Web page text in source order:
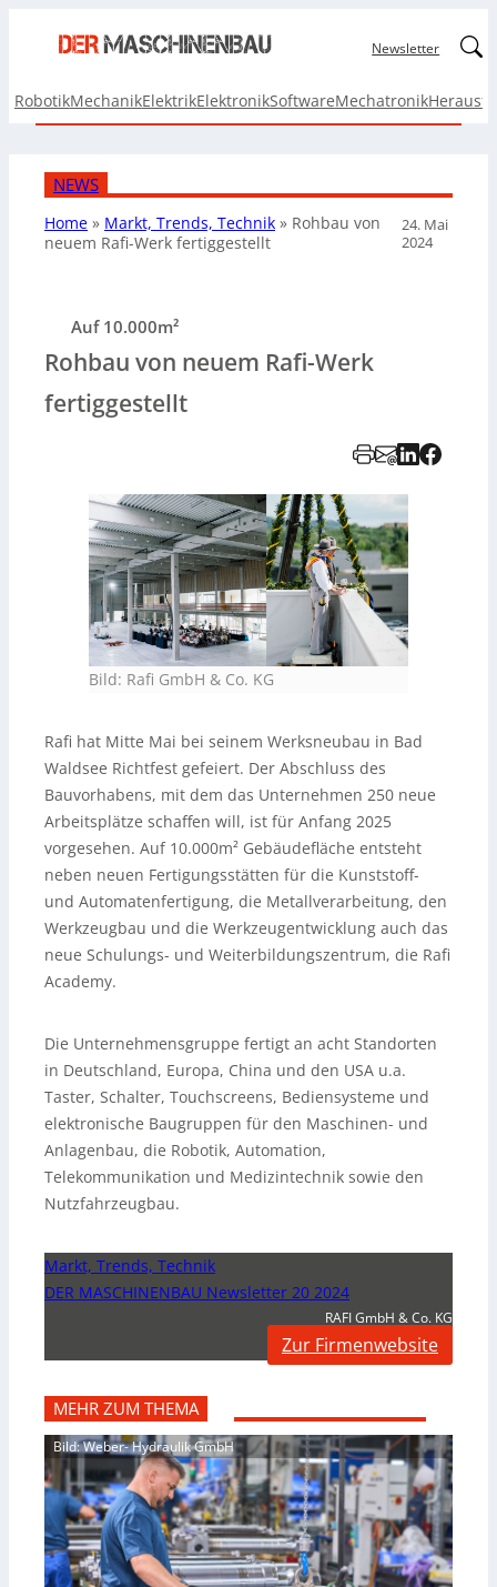
Newsletter
RobotikMechanikElektrikElektronikSoftwareMechatronik
NEWS
Home » Markt, Trends, Technik » Rohbau von
neuem Rafi-Werk fertiggestellt
24. Mai
2024
Auf 10.000m²
Rohbau von neuem Rafi-Werk
fertiggestellt
Bild: Rafi GmbH & Co. KG
Rafi hat Mitte Mai bei seinem Werksneubau in Bad
Waldsee Richtfest gefeiert. Der Abschluss des
Bauvorhabens, mit dem das Unternehmen 250 neue
Arbeitsplätze schaffen will, ist für Anfang 2025
vorgesehen. Auf 10.000m² Gebäudefläche entsteht
neben neuen Fertigungsstätten für die Kunststoff-
und Automatenfertigung, die Metallverarbeitung, den
Werkzeugbau und die Werkzeugentwicklung auch das
neue Schulungs- und Weiterbildungszentrum, die Rafi
Academy.
Die Unternehmensgruppe fertigt an acht Standorten
in Deutschland, Europa, China und den USA u.a.
Taster, Schalter, Touchscreens, Bediensysteme und
elektronische Baugruppen für den Maschinen- und
Anlagenbau, die Robotik, Automation,
Telekommunikation und Medizintechnik sowie den
Nutzfahrzeugbau.
Markt, Trends, Technik
DER MASCHINENBAU Newsletter 20 2024
RAFI GmbH & Co. KG
Zur Firmenwebsite
MEHR ZUM THEMA
Bild: Weber- Hydraulik GmbH